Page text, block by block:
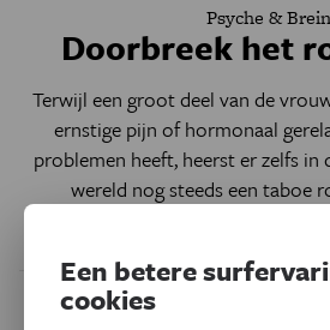
Psyche & Brein
Doorbreek het
Terwijl een groot deel van de
ernstige pijn of hormonaal
problemen heeft, heerst er zelfs in
wereld nog steeds een taboe
Een betere
cookies